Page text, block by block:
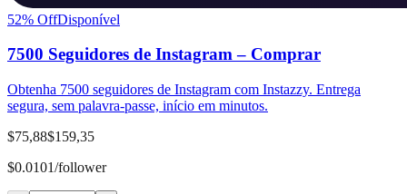
52% OffDisponível
7500 Seguidores de Instagram – Comprar
Obtenha 7500 seguidores de Instagram com Instazzy. Entrega
segura, sem palavra-passe, início em minutos.
$75,88$159,35
$0.0101/follower